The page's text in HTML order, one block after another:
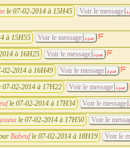
le 07-02-2014 à 15H45 Voir le message à
à 15H55 Voir le message à part
à 16H25 Voir le message à part
02-2014 à 16H49 Voir le message à part
07-02-2014 à 17H22 Voir le message à part
le 07-02-2014 à 17H34 Voir le message
youna le 07-02-2014 à 17H50 Voir le
Babeuf le 07-02-2014 à 18H19 Voir le